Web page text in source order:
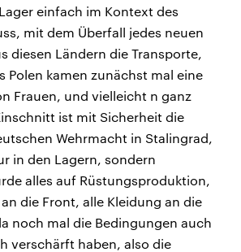
einfach im Kontext des
mit dem Überfall jedes neuen
diesen Ländern die Transporte,
Polen kamen zunächst mal eine
Frauen, und vielleicht n ganz
ist mit Sicherheit die
Wehrmacht in Stalingrad,
in den Lagern, sondern
alles auf Rüstungsproduktion,
die Front, alle Kleidung an die
noch mal die Bedingungen auch
verschärft haben, also die